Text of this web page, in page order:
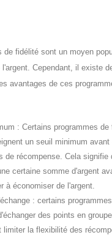
de fidélité sont un moyen
l'argent. Cependant, il existe
avantages de ces
: Certains programmes
un seuil minimum avant
de récompense. Cela
certaine somme d'argent
à économiser de l'argent.
: certains
des points en
limiter la flexibilité des